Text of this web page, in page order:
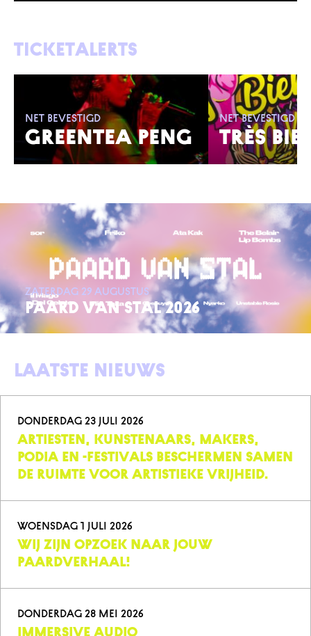
Ticketalerts
GREENTEA PENG
Net bevestigd
TRÈS
Net bevestigd
PAARD VAN STAL 2026
zaterdag 29 augustus
Laatste nieuws
Artiesten, kunstenaars, makers,
podia en -festivals beschermen samen
de ruimte voor artistieke vrijheid.
donderdag 23 juli 2026
Wij zijn opzoek naar jouw
PAARDVERHAAL!
woensdag 1 juli 2026
donderdag 28 mei 2026